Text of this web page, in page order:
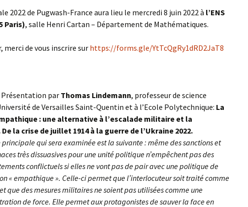
2022 de Pugwash-France aura lieu le mercredi 8 juin 2022 à l’ENS
Paris), salle Henri Cartan – Département de Mathématiques.
merci de vous inscrire sur https://forms.gle/YtTcQgRy1dRD2JaT8
Présentation par Thomas Lindemann, professeur de science
de Versailles Saint-Quentin et à l’Ecole Polytechnique: La
: une alternative à l’escalade militaire et la
la crise de juillet 1914 à la guerre de l’Ukraine 2022.
principale qui sera examinée est la suivante : même des sanctions et
très dissuasives pour une unité politique n’empêchent pas des
conflictuels si elles ne vont pas de pair avec une politique de
« empathique ». Celle-ci permet que l’interlocuteur soit traité comme
que des mesures militaires ne soient pas utilisées comme une
de force. Elle permet aux protagonistes de sauver la face en